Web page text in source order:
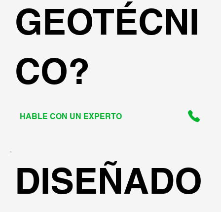
GEOTÉCNI
CO?
HABLE CON UN EXPERTO
DISEÑADO